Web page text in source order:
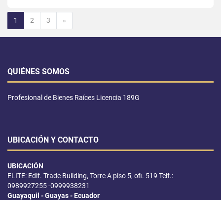
1 2 3 »
QUIÉNES SOMOS
Profesional de Bienes Raíces Licencia 189G
UBICACIÓN Y CONTACTO
UBICACIÓN
ELITE: Edif. Trade Building, Torre A piso 5, ofi. 519 Telf.:
0989927255 -0999938231
Guayaquil - Guayas - Ecuador